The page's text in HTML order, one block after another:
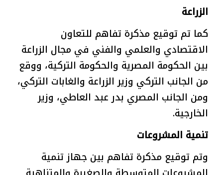
الزراعة
كما تم توقيع مذكرة تفاهم للتعاون
الاقتصادي والعلمي والفني في مجال الزراعة
بين الحكومة المصرية والحكومة التركية، ووقع
من الجانب التركي وزير الزراعة والغابات التركي،
ومن الجانب المصري بدر عبد العاطي، وزير
الخارجية.
تنمية المشروعات
وتم توقيع مذكرة تفاهم بين جهاز تنمية